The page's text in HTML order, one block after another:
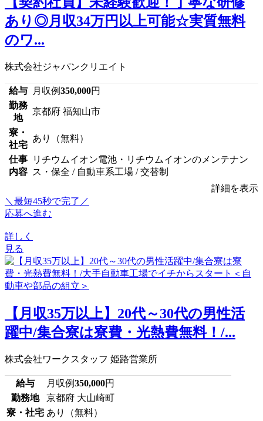
あり◎月収34万円以上可能☆実質無料
のワ...
株式会社ジャパンクリエイト
給与 月収例350,000円
勤務
地
京都府 福知山市
寮・
社宅
あり（無料）
仕事
内容
リチウムイオン電池・リチウムイオンのメンテナン
ス・保全 / 自動車系工場 / 交替制
詳細を表示
＼最短45秒で完了／
応募へ進む
詳しく
見る
【月収35万以上】20代～30代の男性活
躍中/集合寮は寮費・光熱費無料！/...
株式会社ワークスタッフ 姫路営業所
給与 月収例350,000円
勤務地
京都府 大山崎町
寮・社宅 あり（無料）